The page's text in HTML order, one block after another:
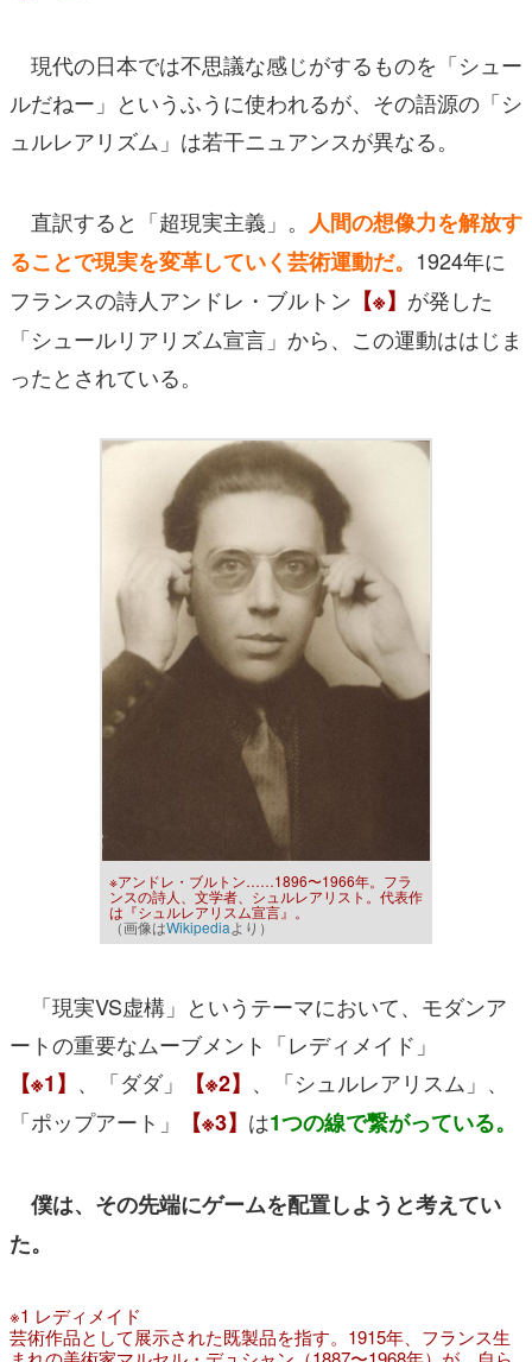
現代の日本では不思議な感じがするものを「シュー
ルだねー」というふうに使われるが、その語源の「シ
ュルレアリズム」は若干ニュアンスが異なる。
直訳すると「超現実主義」。 人間の想像力を解放す
ることで現実を変革していく芸術運動だ。 1924年に
フランスの詩人アンドレ・ブルトン 【※】 が発した
「シュールリアリズム宣言」から、この運動ははじま
ったとされている。
※アンドレ・ブルトン……1896〜1966年。フラ
ンスの詩人、文学者、シュルレアリスト。代表作
は『シュルレアリスム宣言』。
（画像はWikipediaより）
「現実VS虚構」というテーマにおいて、モダンア
ートの重要なムーブメント「レディメイド」
【※1】 、「ダダ」 【※2】 、「シュルレアリスム」、
「ポップアート」
【※3】 は1つの線で繋がっている。
僕は、その先端にゲームを配置しようと考えてい
た。
※1 レディメイド
芸術作品として展示された既製品を指す。1915年、フランス生